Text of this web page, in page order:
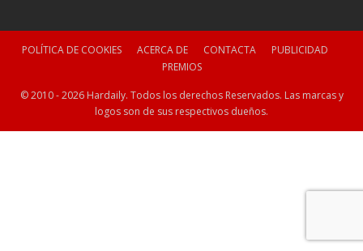
POLÍTICA DE COOKIES ACERCA DE CONTACTA
PUBLICIDAD
PREMIOS
© 2010 - 2026 Hardaily. Todos los derechos Reservados. Las marcas y
logos son de sus respectivos dueños.